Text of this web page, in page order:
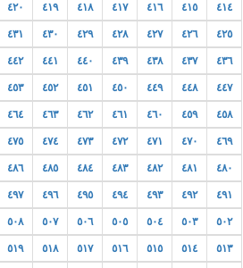
٤١٤ ٤١٥ ٤١٦ ٤١٧ ٤١٨ ٤١٩ ٤٢٠
٤٢٥ ٤٢٦ ٤٢٧ ٤٢٨ ٤٢٩ ٤٣٠ ٤٣١
٤٣٦ ٤٣٧ ٤٣٨ ٤٣٩ ٤٤٠ ٤٤١ ٤٤٢
٤٤٧ ٤٤٨ ٤٤٩ ٤٥٠ ٤٥١ ٤٥٢ ٤٥٣
٤٥٨ ٤٥٩ ٤٦٠ ٤٦١ ٤٦٢ ٤٦٣ ٤٦٤
٤٦٩ ٤٧٠ ٤٧١ ٤٧٢ ٤٧٣ ٤٧٤ ٤٧٥
٤٨٠ ٤٨١ ٤٨٢ ٤٨٣ ٤٨٤ ٤٨٥ ٤٨٦
٤٩١ ٤٩٢ ٤٩٣ ٤٩٤ ٤٩٥ ٤٩٦ ٤٩٧
٥٠٢ ٥٠٣ ٥٠٤ ٥٠٥ ٥٠٦ ٥٠٧ ٥٠٨
٥١٣ ٥١٤ ٥١٥ ٥١٦ ٥١٧ ٥١٨ ٥١٩